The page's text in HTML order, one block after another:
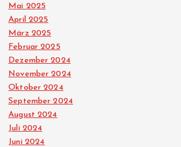
Mai 2025
April 2025
März 2025
Februar 2025
Dezember 2024
November 2024
Oktober 2024
September 2024
August 2024
Juli 2024
Juni 2024